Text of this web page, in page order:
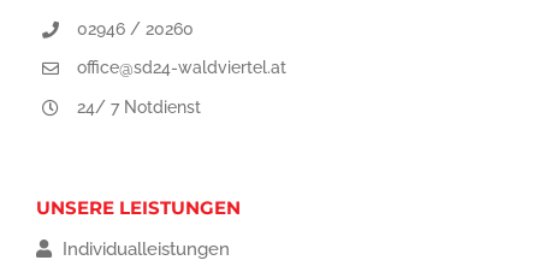
02946 / 20260
office@sd24-waldviertel.at
24/ 7 Notdienst
UNSERE LEISTUNGEN
Individualleistungen